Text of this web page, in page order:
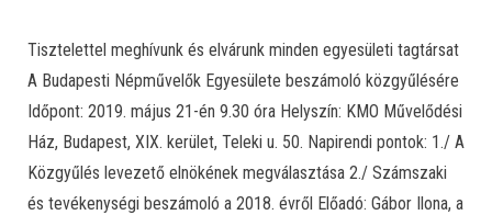
Tisztelettel meghívunk és elvárunk minden egyesületi tagtársat
A Budapesti Népművelők Egyesülete beszámoló közgyűlésére
Időpont: 2019. május 21-én 9.30 óra Helyszín: KMO Művelődési
Ház, Budapest, XIX. kerület, Teleki u. 50. Napirendi pontok: 1./ A
Közgyűlés levezető elnökének megválasztása 2./ Számszaki
és tevékenységi beszámoló a 2018. évről Előadó: Gábor Ilona, a